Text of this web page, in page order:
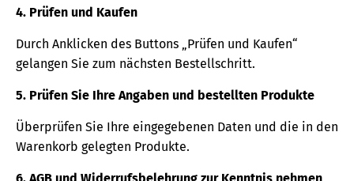
4. Prüfen und Kaufen
Durch Anklicken des Buttons „Prüfen und Kaufen“
gelangen Sie zum nächsten Bestellschritt.
5. Prüfen Sie Ihre Angaben und bestellten Produkte
Überprüfen Sie Ihre eingegebenen Daten und die in den
Warenkorb gelegten Produkte.